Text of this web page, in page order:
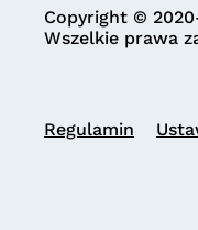
Copyright ©
Wszelkie prawa
Regulamin